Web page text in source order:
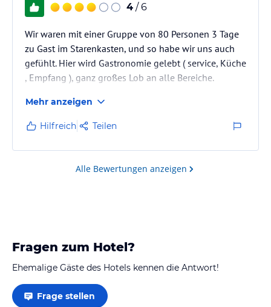
4 / 6
Wir waren mit einer Gruppe von 80 Personen 3 Tage
zu Gast im Starenkasten, und so habe wir uns auch
gefühlt. Hier wird Gastronomie gelebt ( service, Küche
, Empfang ), ganz großes Lob an alle Bereiche.
Wir kommen wieder....;)))))
Mit freundlichen Grüßen Tom
Mehr anzeigen
Hilfreich Teilen
Alle Bewertungen anzeigen
Fragen zum Hotel?
Ehemalige Gäste des Hotels kennen die Antwort!
Frage stellen